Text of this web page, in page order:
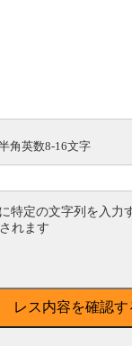
角英数8-16文字
特定の文字列を入力
れます
レス内容を確認す